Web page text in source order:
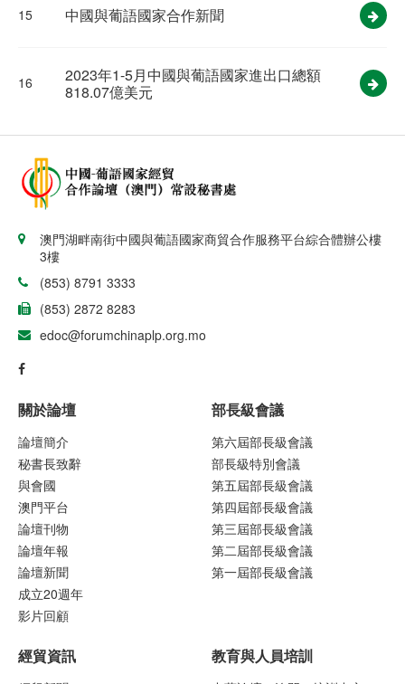
15 中國與葡語國家合作新聞
16
2023年1-5月中國與葡語國家進出口總額
818.07億美元
澳門湖畔南街中國與葡語國家商貿合作服務平台綜合體辦公樓
3樓
(853) 8791 3333
(853) 2872 8283
edoc@forumchinaplp.org.mo
關於論壇
論壇簡介
秘書長致辭
與會國
澳門平台
論壇刊物
論壇年報
論壇新聞
成立20週年
影片回顧
部長級會議
第六屆部長級會議
部長級特別會議
第五屆部長級會議
第四屆部長級會議
第三屆部長級會議
第二屆部長級會議
第一屆部長級會議
經貿資訊 教育與人員培訓